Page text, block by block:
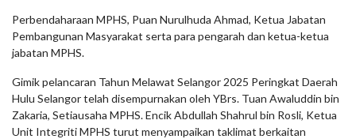
Perbendaharaan MPHS, Puan Nurulhuda Ahmad, Ketua Jabatan
Pembangunan Masyarakat serta para pengarah dan ketua-ketua
jabatan MPHS.
Gimik pelancaran Tahun Melawat Selangor 2025 Peringkat Daerah
Hulu Selangor telah disempurnakan oleh YBrs. Tuan Awaluddin bin
Zakaria, Setiausaha MPHS. Encik Abdullah Shahrul bin Rosli, Ketua
Unit Integriti MPHS turut menyampaikan taklimat berkaitan